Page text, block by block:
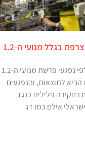
תלונה פלילית כנגד רנו בצרפת בגלל מנועי ה-1.2
משא ומתן בין נציגיהם של אלפי נפגעי פרשת מנועי ה-1.2
לתוצאות, והנפגעים
בחקירה פלילית כנגד
אילם כמו דג